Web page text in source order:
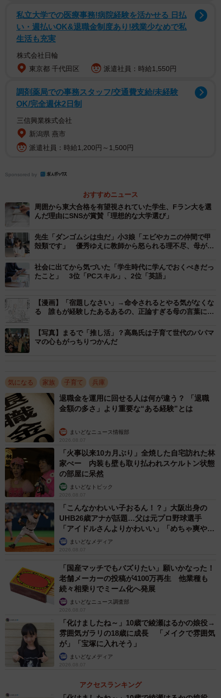
ていたこともあった。「どうしたら傷つけずに励ませるだ
ろう」。数日間悩んで、かけた言葉は「チャンスの神様に
は前髪しかないの。チャンスが来たら、すぐにつかまない
と、後ろからはつかむことはできないんだよ」。高島氏は
言う。「その時の母の言葉で、変わりたい、と思ったんで
り、結果につながると嬉しくなって、また次の挑戦をしよ
うと思えるようになった。
「ぼくも」で始まった家族会議→「お年玉査定」
まで！？
だ。きっかけは、次男が生まれる前に名前を考えていたと
きのこと。当時２歳の高島氏が「ぼくも一緒に考える」と
両親の話し合いに入ってきた。そこで一人二つずつ候補を
出すことに。結局、高島氏が考えた名前に決まったのだと
いう。
以来、高島家では何か家族の重大事があるたび、「家族
会議」が開かれるようになった。灘中を中学受験する時
も、東大を受けて米ハーバード大に挑戦する時も、決めた
のは高島氏だったという。会議のポイントは決して提案を
否定しないこと。代わりに「なぜしたいのか」「他の選択
肢ではだめなのか」「予算は」「交通手段は」など具体的
に質問する。まるで企業のプレゼンだ。父は静かに議事録
を取る。全員を説得できれば計画は承認されるし、説得で
る。
（撮影・吉田敦史）
次第に、何かしたいことがある人が家族に呼びかけて会
議を招集するように。それは、子どもの特権「お年玉」に
も及ぶ。元々、野球好きで阪神ファンという高島家。毎オ
フに選手たちの契約更改のニュースがスポーツ紙を賑わせ
るのを見て、「うちも導入しよう」となったらしい。シス
テムは、１年の始めに目標を立て、年末に達成度を項目別
していたら大幅アップも期待できる…かも？そこはそれぞ
私立大学での医療事務!病院経験を活かせる 日払
い・週払いOK&退職金制度あり!残業少なめで私
生活も充実
株式会社日輪
東京都 千代田区
派遣社員：時給1,550円
調剤薬局での事務スタッフ/交通費支給/未経験
OK/完全週休2日制
三信興業株式会社
新潟県 燕市
派遣社員：時給1,200円～1,500円
Sponsored by
おすすめニュース
周囲から東大合格を有望視されていた学生、Fラン大を選
んだ理由にSNSが賞賛「理想的な大学選び」
先生「ダンゴムシは虫だ」小3娘「エビやカニの仲間で甲
殻類です」 優秀ゆえに教師から怒られる理不尽、母が下
社会に出てから気づいた「学生時代に学んでおくべきだっ
たこと」 3位「PCスキル」、2位「英語」
【漫画】「宿題しなさい」→命令されるとやる気がなくな
る 誰もが経験したあるあるの、正論すぎる母の言葉に
【写真】まるで「推し活」？高島氏は子育て世代のパパマ
マの心もがっちりつかんだ
気になる 家族 子育て 兵庫
退職金を運用に回せる人は何が違う？ 「退職
金額の多さ」より重要な“ある経験”とは
まいどなニュース情報部
2026.08.07
「火事以来10カ月ぶり」全焼した自宅訪れた林
家ぺー 内装も壁も取り払われスケルトン状態
の部屋に呆然
まいどなトピック
2026.08.07
「こんなかわいい子おるん！？」大阪出身の
UHB26歳アナが話題…父は元プロ野球選手
「アイドルさんよりかわいい」「めちゃ爽や
か」まいどなメディア
2026.08.07
「国産マッチでもバズりたい」願いかなった！
老舗メーカーの投稿が4100万再生 他業種も
続々相乗りでミーム化へ発展
まいどなニュース調査部
2026.08.07
「化けましたね～」10歳で綾瀬はるかの娘役→
雰囲気ガラリの18歳に成長 「メイクで雰囲気
が」「宝塚に入れそう」
まいどなメディア
2026.08.07
アクセスランキング